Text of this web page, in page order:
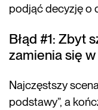
podjąć decyzję o
Błąd #1: Zbyt
zamienia się
Najczęstszy
podstawy”, a